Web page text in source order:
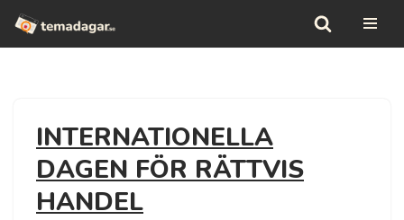
Hoppa
INTERNATIONELLA
DAGEN FÖR RÄTTVIS
HANDEL